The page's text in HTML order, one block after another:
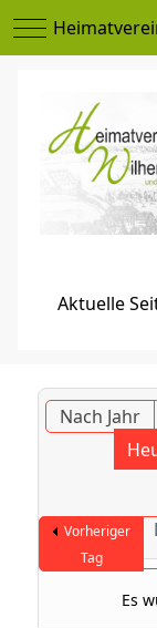
Mobile Menu
Aktuelle
Nach Jahr
Vorheriger
Tag
Es